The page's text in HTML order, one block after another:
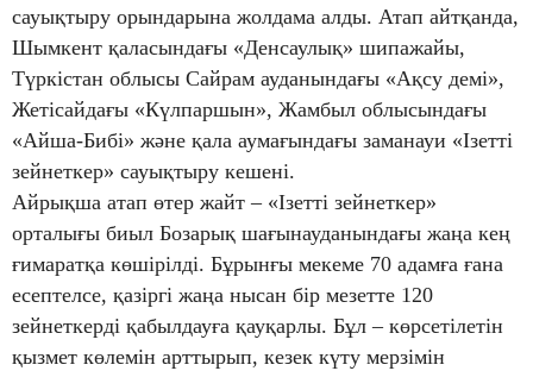
сауықтыру орындарына жолдама алды. Атап айтқанда,
Шымкент қаласындағы «Денсаулық» шипажайы,
Түркістан облысы Сайрам ауданындағы «Ақсу демі»,
Жетісайдағы «Күлпаршын», Жамбыл облысындағы
«Айша-Бибі» және қала аумағындағы заманауи «Ізетті
зейнеткер» сауықтыру кешені.
Айрықша атап өтер жайт – «Ізетті зейнеткер»
орталығы биыл Бозарық шағынауданындағы жаңа кең
ғимаратқа көшірілді. Бұрынғы мекеме 70 адамға ғана
есептелсе, қазіргі жаңа нысан бір мезетте 120
зейнеткерді қабылдауға қауқарлы. Бұл – көрсетілетін
қызмет көлемін арттырып, кезек күту мерзімін